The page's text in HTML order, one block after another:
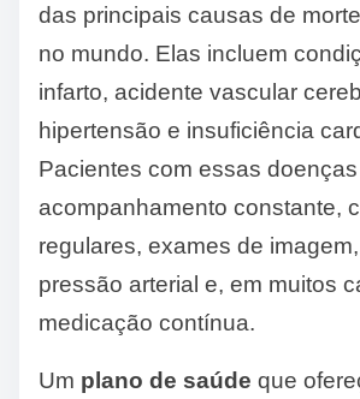
das principais causas de
no mundo. Elas incluem
infarto, acidente vascular
hipertensão e insuficiência
Pacientes com essas
acompanhamento constante,
regulares, exames de
pressão arterial e, em muitos
medicação contínua.
Um plano de saúde que